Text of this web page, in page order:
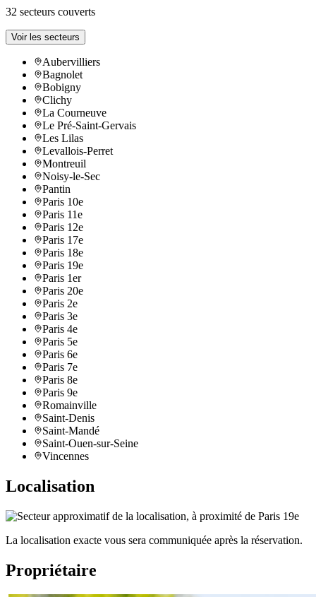
32 secteurs couverts
Voir les secteurs
Aubervilliers
Bagnolet
Bobigny
Clichy
La Courneuve
Le Pré-Saint-Gervais
Les Lilas
Levallois-Perret
Montreuil
Noisy-le-Sec
Pantin
Paris 10e
Paris 11e
Paris 12e
Paris 17e
Paris 18e
Paris 19e
Paris 1er
Paris 20e
Paris 2e
Paris 3e
Paris 4e
Paris 5e
Paris 6e
Paris 7e
Paris 8e
Paris 9e
Romainville
Saint-Denis
Saint-Mandé
Saint-Ouen-sur-Seine
Vincennes
Localisation
La localisation exacte vous sera communiquée après la réservation.
Propriétaire